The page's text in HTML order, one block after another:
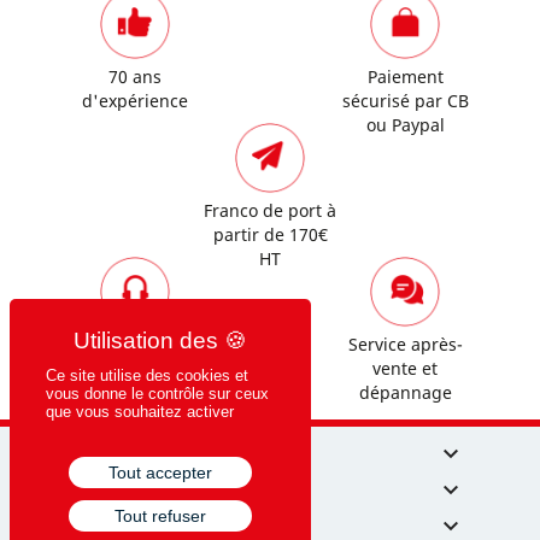
70 ans
d'expérience
Paiement
sécurisé par CB
ou Paypal
Franco de port à
partir de 170€
HT
Assistance
commerciale et
technique
Service après-
vente et
dépannage
NOS PRODUITS

CRISPIN MÉDICAL

MON COMPTE

Ce site utilise des cookies et
vous donne le contrôle sur ceux
que vous souhaitez activer
Tout accepter
Tout refuser